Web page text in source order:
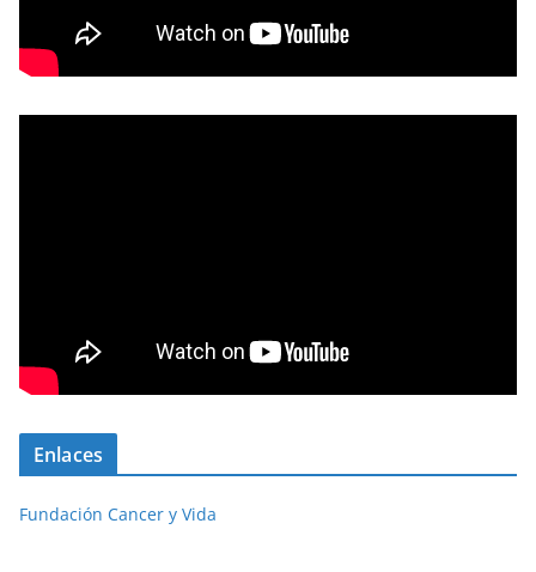
Enlaces
Fundación Cancer y Vida